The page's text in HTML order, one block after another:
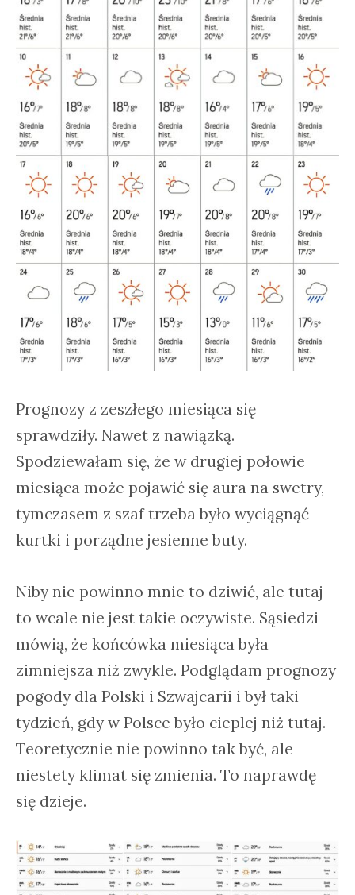
Prognozy z zeszłego miesiąca się
sprawdziły. Nawet z nawiązką.
Spodziewałam się, że w drugiej połowie
miesiąca może pojawić się aura na swetry,
tymczasem z szaf trzeba było wyciągnąć
kurtki i porządne jesienne buty.
Niby nie powinno mnie to dziwić, ale tutaj
to wcale nie jest takie oczywiste. Sąsiedzi
mówią, że końcówka miesiąca była
zimniejsza niż zwykle. Podglądam prognozy
pogody dla Polski i Szwajcarii i był taki
tydzień, gdy w Polsce było cieplej niż tutaj.
Teoretycznie nie powinno tak być, ale
niestety klimat się zmienia. To naprawdę
się dzieje.